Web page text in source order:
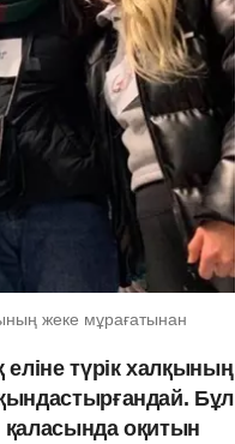
жеке мұрағатынан
түрік халқының
Бұл
қаласында оқитын